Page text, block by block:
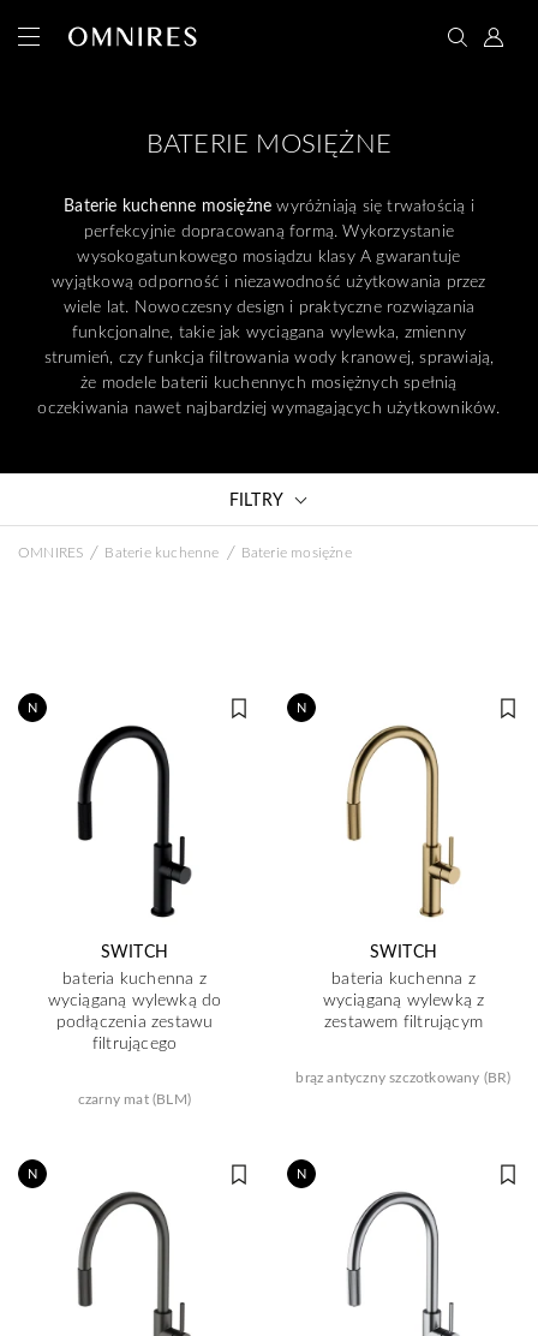
BATERIE MOSIĘŻNE
Baterie kuchenne mosiężne wyróżniają się trwałością i
perfekcyjnie dopracowaną formą. Wykorzystanie
wysokogatunkowego mosiądzu klasy A gwarantuje
wyjątkową odporność i niezawodność użytkowania przez
wiele lat. Nowoczesny design i praktyczne rozwiązania
funkcjonalne, takie jak wyciągana wylewka, zmienny
strumień, czy funkcja filtrowania wody kranowej, sprawiają,
że modele baterii kuchennych mosiężnych spełnią
oczekiwania nawet najbardziej wymagających użytkowników.
FILTRY
OMNIRES / Baterie kuchenne / Baterie mosiężne
N
SWITCH
bateria kuchenna z
wyciąganą wylewką do
podłączenia zestawu
filtrującego
czarny mat (BLM)
N
SWITCH
bateria kuchenna z
wyciąganą wylewką z
zestawem filtrującym
brąz antyczny szczotkowany (BR)
N N